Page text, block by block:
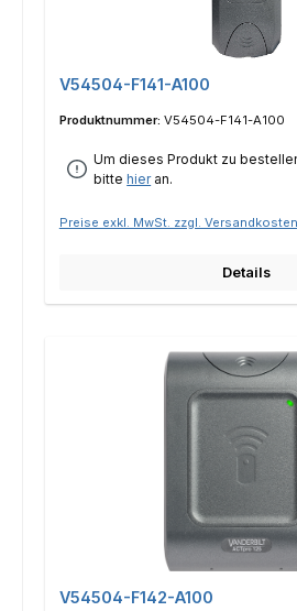
V54504-F141-A100
Produktnummer: V54504-F141-A100
Um dieses Produkt zu
bittehieran.
Preise exkl. MwSt. zzgl. Versandkosten
Details
V54504-F142-A100